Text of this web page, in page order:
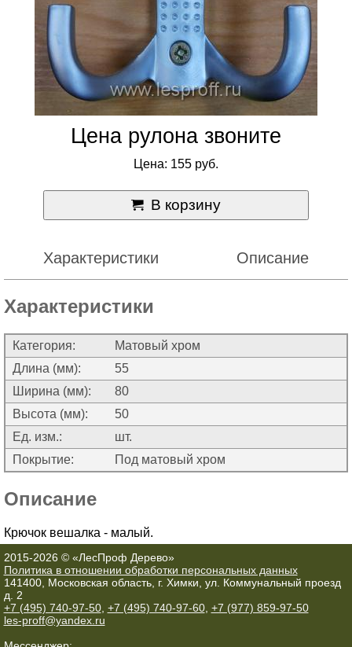
Цена рулона звоните
Цена: 155 руб.
В корзину
Характеристики Описание
Характеристики
Категория:
Матовый хром
Длина (мм):
55
Ширина (мм):
80
Высота (мм):
50
Ед. изм.:
шт.
Покрытие:
Под матовый хром
Описание
Крючок вешалка - малый.
2015-2026 © «ЛесПроф Дерево»
Политика в отношении обработки персональных данных
141400, Московская область, г. Химки, ул. Коммунальный проезд
д. 2
+7 (495) 740-97-50, +7 (495) 740-97-60, +7 (977) 859-97-50
les-proff@yandex.ru